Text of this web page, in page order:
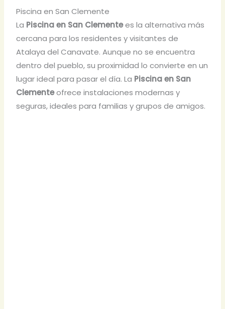
Piscina en San Clemente
La Piscina en San Clementees la alternativa más
cercana para los residentes y visitantes de
Atalaya del Canavate. Aunque no se encuentra
dentro del pueblo, su proximidad lo convierte en un
lugar ideal para pasar el día. La Piscina en San
Clementeofrece instalaciones modernas y
seguras, ideales para familias y grupos de amigos.